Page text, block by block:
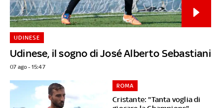
Udinese, il sogno di José Alberto Sebastiani
UDINESE
07 ago - 15:47
Cristante: "Tanta voglia di
ROMA